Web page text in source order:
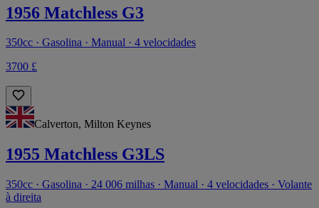
1956 Matchless G3
350cc · Gasolina · Manual · 4 velocidades
3700 £
Calverton, Milton Keynes
1955 Matchless G3LS
350cc · Gasolina · 24 006 milhas · Manual · 4 velocidades · Volante
à direita